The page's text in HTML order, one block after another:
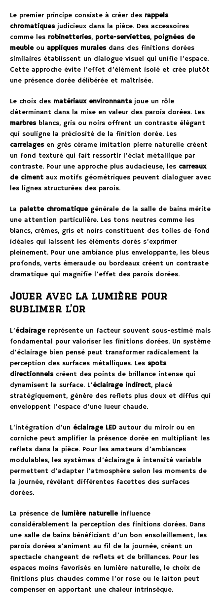
Le premier principe consiste à créer des rappels
chromatiquesjudicieux dans la pièce. Des accessoires
comme les robinetteries, porte-serviettes, poignées de
meubleou appliques muralesdans des finitions dorées
similaires établissent un dialogue visuel qui unifie l’espace.
Cette approche évite l’effet d’élément isolé et crée plutôt
une présence dorée délibérée et maîtrisée.
Le choix des matériaux environnantsjoue un rôle
déterminant dans la mise en valeur des parois dorées. Les
marbresblancs, gris ou noirs offrent un contraste élégant
qui souligne la préciosité de la finition dorée. Les
carrelagesen grès cérame imitation pierre naturelle créent
un fond texturé qui fait ressortir l’éclat métallique par
contraste. Pour une approche plus audacieuse, les carreaux
de ciment aux motifs géométriques peuvent dialoguer avec
les lignes structurées des parois.
La palette chromatiquegénérale de la salle de bains mérite
une attention particulière. Les tons neutres comme les
blancs, crèmes, gris et noirs constituent des toiles de fond
idéales qui laissent les éléments dorés s’exprimer
pleinement. Pour une ambiance plus enveloppante, les bleus
profonds, verts émeraude ou bordeaux créent un contraste
dramatique qui magnifie l’effet des parois dorées.
Jouer avec la lumière pour
sublimer l’or
L’éclairagereprésente un facteur souvent sous-estimé mais
fondamental pour valoriser les finitions dorées. Un système
d’éclairage bien pensé peut transformer radicalement la
perception des surfaces métalliques. Les spots
directionnelscréent des points de brillance intense qui
dynamisent la surface. L’éclairage indirect, placé
stratégiquement, génère des reflets plus doux et diffus qui
enveloppent l’espace d’une lueur chaude.
L’intégration d’un éclairage LED autour du miroir ou en
corniche peut amplifier la présence dorée en multipliant les
reflets dans la pièce. Pour les amateurs d’ambiances
modulables, les systèmes d’éclairage à intensité variable
permettent d’adapter l’atmosphère selon les moments de
la journée, révélant différentes facettes des surfaces
dorées.
La présence de lumière naturelleinfluence
considérablement la perception des finitions dorées. Dans
une salle de bains bénéficiant d’un bon ensoleillement, les
parois dorées s’animent au fil de la journée, créant un
spectacle changeant de reflets et de brillances. Pour les
espaces moins favorisés en lumière naturelle, le choix de
finitions plus chaudes comme l’or rose ou le laiton peut
compenser en apportant une chaleur intrinsèque.